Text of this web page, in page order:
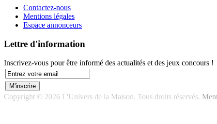
Contactez-nous
Mentions légales
Espace annonceurs
Lettre d'information
Inscrivez-vous pour être informé des actualités et des jeux concours !
Copyright © 2026 L'Univers de la Maison. Tous droits réservés.